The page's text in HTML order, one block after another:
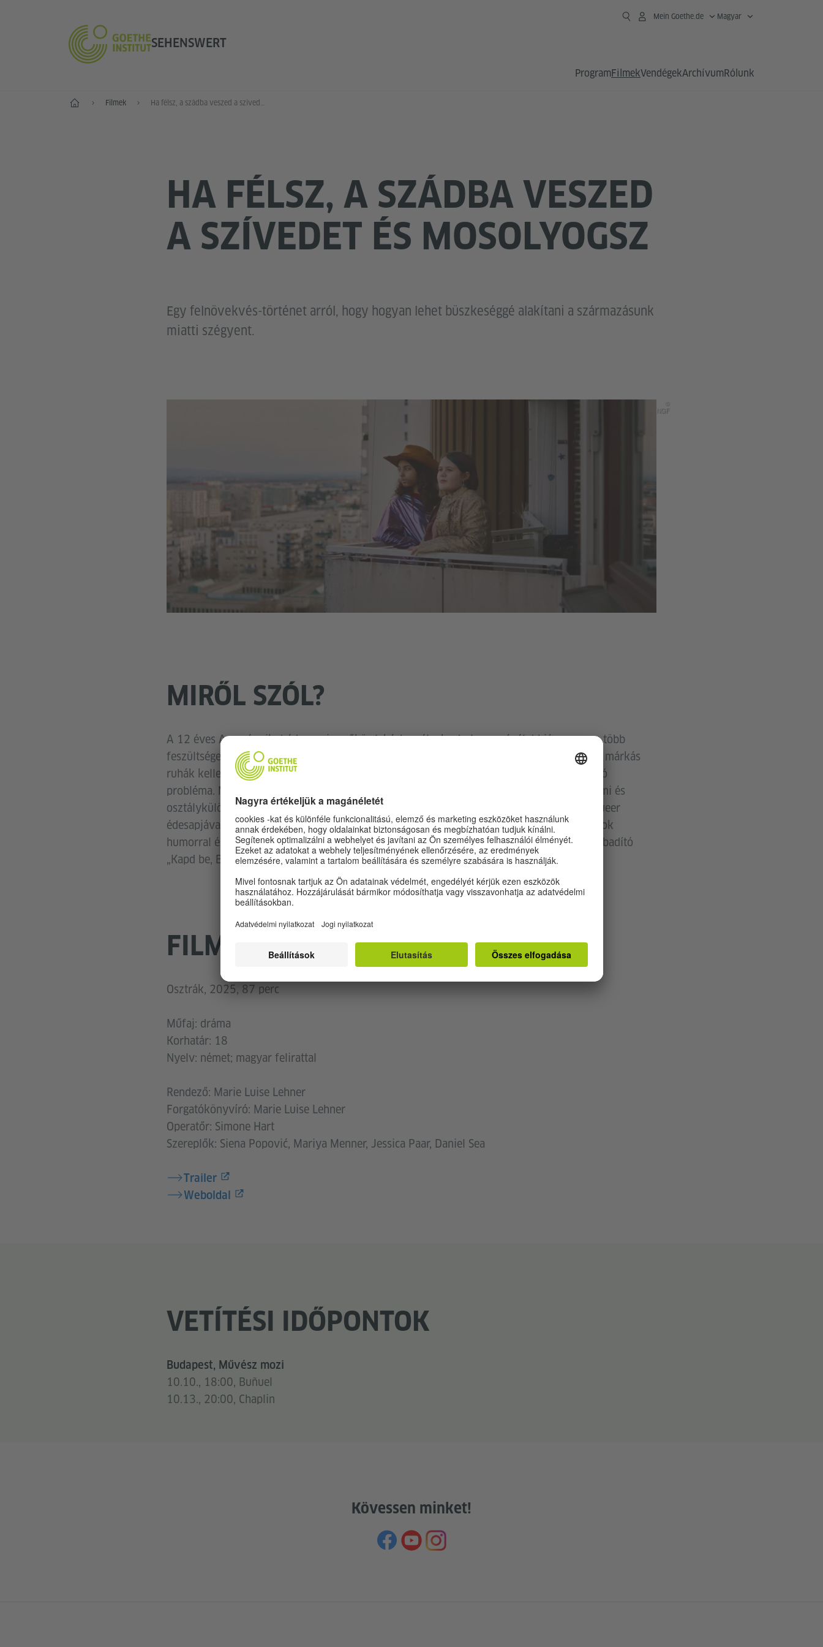
SEHENSWERT
Mein Goethe.de Magyar
ProgramFilmekVendégekArchívumRólunk
Szemrevaló Filmek Ha félsz, a szádba veszed a szívedet és mosolyogsz
HA FÉLSZ, A SZÁDBA VESZED
A SZÍVEDET ÉS MOSOLYOGSZ
Egy felnövekvés-történet arról, hogy hogyan lehet büszkeséggé alakítani a származásunk
miatti szégyent.
NGF
MIRŐL SZÓL?
A 12 éves Anna és siket édesanyja szűkös lakásban élnek, ahol a magánélet hiánya egyre több
feszültséget szül. Amikor Anna gimnáziumba kerül, hamar megtanulja: a beilleszkedéshez márkás
ruhák kellenek. Egy hamis Ralph Lauren pulóvert sikerül szereznie, de a pénzhiány állandó
probléma. Marie Luise Lehner első filmje érzékenyen, éles szemmel figyeli meg a társadalmi és
osztálykülönbségeket. Anna szövetségese Mara, aki feminista kérdésekkel provokál, és queer
édesapjával él. Kívülállóként lehetőségük van arra, hogy megtalálják önmagukat. Lehner sok
humorral és popkulturális utalással emeli a szolidaritás zászlaját – a film végén egy felszabadító
„Kapd be, Bécs!” kiáltással, magasan a város fölé.
FILMADATOK
Osztrák, 2025, 87 perc
Műfaj: dráma
Korhatár: 18
Nyelv: német; magyar felirattal
Rendező: Marie Luise Lehner
Forgatókönyvíró: Marie Luise Lehner
Operatőr: Simone Hart
Szereplők: Siena Popović, Mariya Menner, Jessica Paar, Daniel Sea
Trailer
Weboldal
VETÍTÉSI IDŐPONTOK
Budapest, Művész mozi
10.10., 18:00, Buñuel
10.13., 20:00, Chaplin
Kövessen minket!